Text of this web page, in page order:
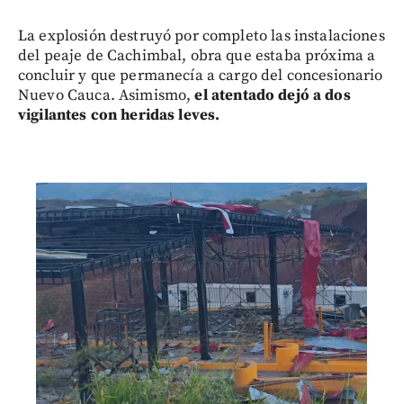
La explosión destruyó por completo las instalaciones
del peaje de Cachimbal, obra que estaba próxima a
concluir y que permanecía a cargo del concesionario
Nuevo Cauca. Asimismo,el atentado dejó a dos
vigilantes con heridas leves.